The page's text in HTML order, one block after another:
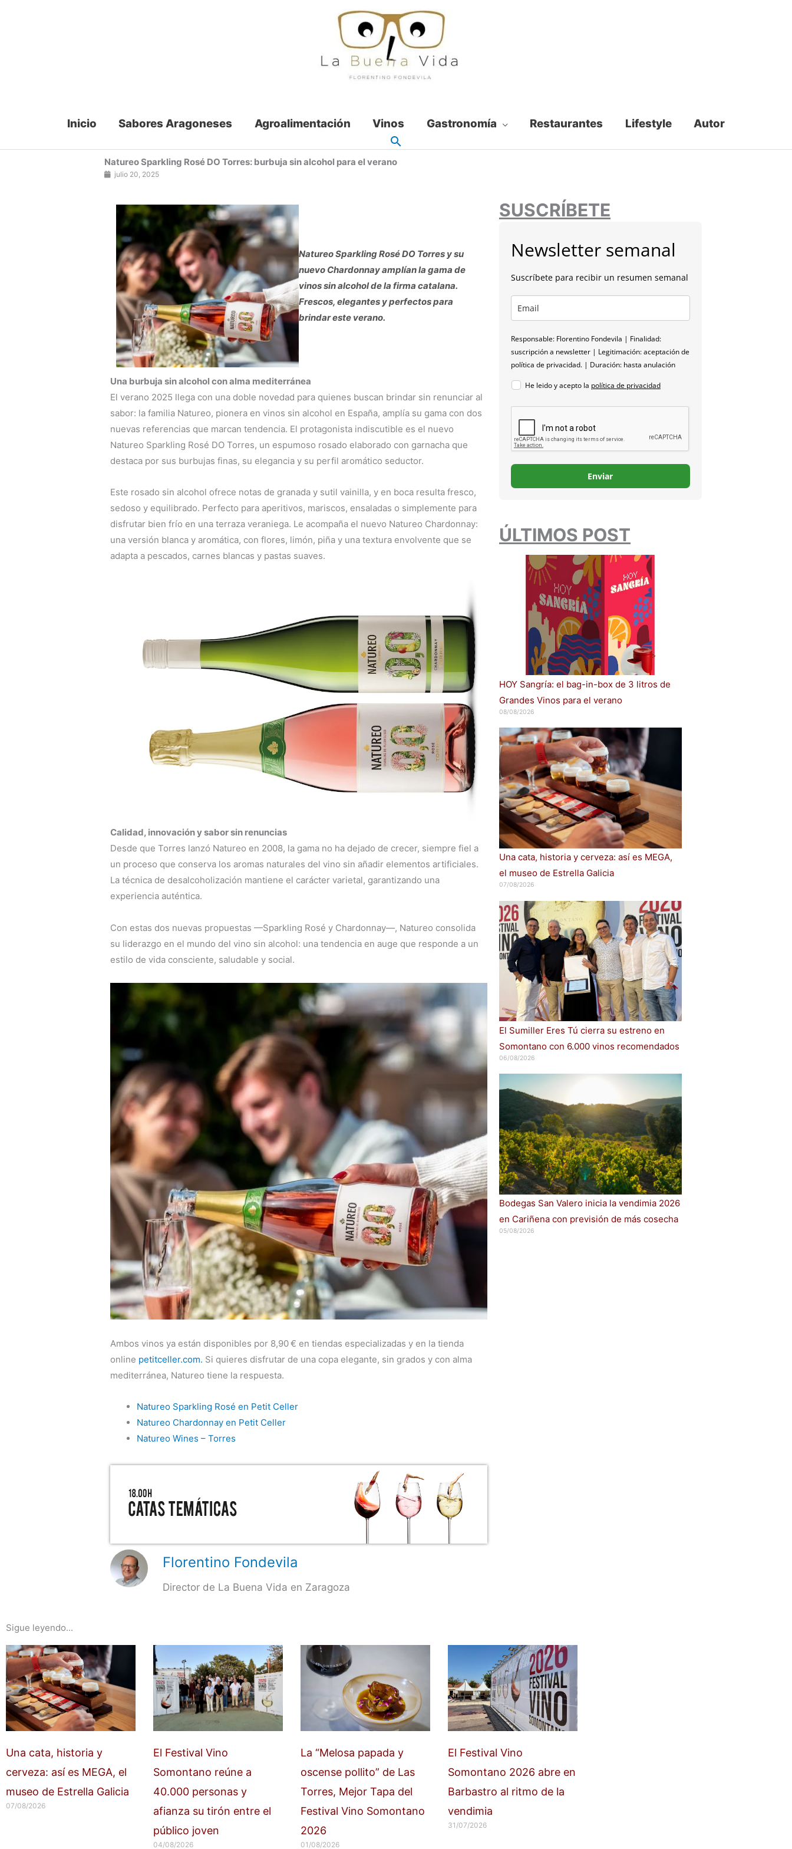
Inicio Sabores Aragoneses Agroalimentación Vinos Gastronomía Restaurantes Lifestyle Autor
Natureo Sparkling Rosé DO Torres: burbuja sin alcohol para el verano
julio 20, 2025
Natureo Sparkling Rosé DO Torres y su
nuevo Chardonnay amplían la gama de
vinos sin alcohol de la firma catalana.
Frescos, elegantes y perfectos para
brindar este verano.
Una burbuja sin alcohol con alma mediterránea
El verano 2025 llega con una doble novedad para quienes buscan brindar sin renunciar al
sabor: la familia Natureo, pionera en vinos sin alcohol en España, amplía su gama con dos
nuevas referencias que marcan tendencia. El protagonista indiscutible es el nuevo
Natureo Sparkling Rosé DO Torres, un espumoso rosado elaborado con garnacha que
destaca por sus burbujas finas, su elegancia y su perfil aromático seductor.
Este rosado sin alcohol ofrece notas de granada y sutil vainilla, y en boca resulta fresco,
sedoso y equilibrado. Perfecto para aperitivos, mariscos, ensaladas o simplemente para
disfrutar bien frío en una terraza veraniega. Le acompaña el nuevo Natureo Chardonnay:
una versión blanca y aromática, con flores, limón, piña y una textura envolvente que se
adapta a pescados, carnes blancas y pastas suaves.
Calidad, innovación y sabor sin renuncias
Desde que Torres lanzó Natureo en 2008, la gama no ha dejado de crecer, siempre fiel a
un proceso que conserva los aromas naturales del vino sin añadir elementos artificiales.
La técnica de desalcoholización mantiene el carácter varietal, garantizando una
experiencia auténtica.
Con estas dos nuevas propuestas —Sparkling Rosé y Chardonnay—, Natureo consolida
su liderazgo en el mundo del vino sin alcohol: una tendencia en auge que responde a un
estilo de vida consciente, saludable y social.
Ambos vinos ya están disponibles por 8,90 € en tiendas especializadas y en la tienda
online petitceller.com. Si quieres disfrutar de una copa elegante, sin grados y con alma
mediterránea, Natureo tiene la respuesta.
Natureo Sparkling Rosé en Petit Celler
Natureo Chardonnay en Petit Celler
Natureo Wines – Torres
Florentino Fondevila
Director de La Buena Vida en Zaragoza
SUSCRÍBETE
Newsletter semanal
Suscríbete para recibir un resumen semanal
Responsable: Florentino Fondevila | Finalidad:
suscripción a newsletter | Legitimación: aceptación de
política de privacidad. | Duración: hasta anulación
He leido y acepto la política de privacidad
Enviar
ÚLTIMOS POST
HOY Sangría: el bag-in-box de 3 litros de
Grandes Vinos para el verano
08/08/2026
Una cata, historia y cerveza: así es MEGA,
el museo de Estrella Galicia
07/08/2026
El Sumiller Eres Tú cierra su estreno en
Somontano con 6.000 vinos recomendados
06/08/2026
Bodegas San Valero inicia la vendimia 2026
en Cariñena con previsión de más cosecha
05/08/2026
Sigue leyendo...
Una cata, historia y
cerveza: así es MEGA, el
museo de Estrella Galicia
07/08/2026
El Festival Vino
Somontano reúne a
40.000 personas y
afianza su tirón entre el
público joven
04/08/2026
La “Melosa papada y
oscense pollito” de Las
Torres, Mejor Tapa del
Festival Vino Somontano
2026
01/08/2026
El Festival Vino
Somontano 2026 abre en
Barbastro al ritmo de la
vendimia
31/07/2026